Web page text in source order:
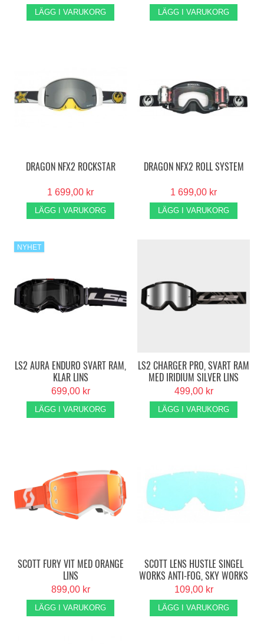
LÄGG I VARUKORG LÄGG I VARUKORG
DRAGON NFX2 ROCKSTAR
1 699,00 kr
LÄGG I VARUKORG
DRAGON NFX2 ROLL SYSTEM
1 699,00 kr
LÄGG I VARUKORG
NYHET
LS2 AURA ENDURO SVART RAM,
KLAR LINS
699,00 kr
LÄGG I VARUKORG
LS2 CHARGER PRO, SVART RAM
MED IRIDIUM SILVER LINS
499,00 kr
LÄGG I VARUKORG
SCOTT FURY VIT MED ORANGE
LINS
899,00 kr
LÄGG I VARUKORG
SCOTT LENS HUSTLE SINGEL
WORKS ANTI-FOG, SKY WORKS
- KLAR
109,00 kr
LÄGG I VARUKORG